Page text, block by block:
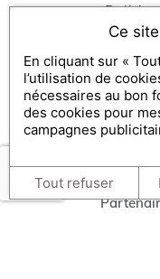
Échanger /
Ce
En cliquant sur «
l’utilisation de
nécessaires au bon
des cookies pour
campagnes
Tout refuser